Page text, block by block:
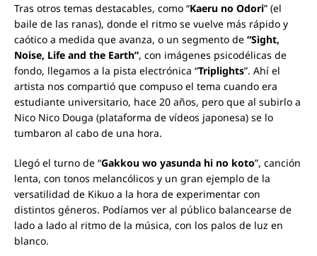
Tras otros temas destacables, como “Kaeru no Odori” (el
baile de las ranas), donde el ritmo se vuelve más rápido y
caótico a medida que avanza, o un segmento de “Sight,
Noise, Life and the Earth”, con imágenes psicodélicas de
fondo, llegamos a la pista electrónica “Triplights”. Ahí el
artista nos compartió que compuso el tema cuando era
estudiante universitario, hace 20 años, pero que al subirlo a
Nico Nico Douga (plataforma de vídeos japonesa) se lo
tumbaron al cabo de una hora.
Llegó el turno de “Gakkou wo yasunda hi no koto”, canción
lenta, con tonos melancólicos y un gran ejemplo de la
versatilidad de Kikuo a la hora de experimentar con
distintos géneros. Podíamos ver al público balancearse de
lado a lado al ritmo de la música, con los palos de luz en
blanco.